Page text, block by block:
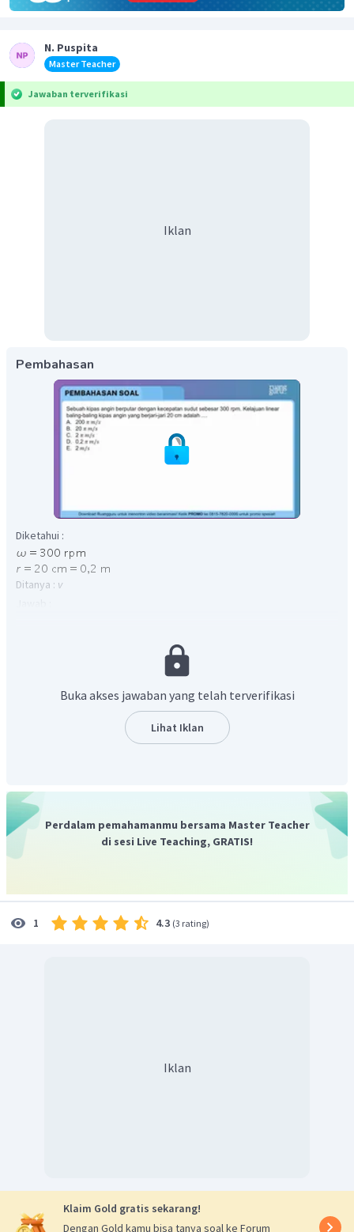
N. Puspita
Master Teacher
Jawaban terverifikasi
Iklan
Pembahasan
Diketahui :
Ditanya : v
Kecepatan linear baling-baling kipas adalah
Sehingga besar kecepatan linear baling-baling kipas adalah
Buka akses jawaban yang telah terverifikasi
Lihat Iklan
Perdalam pemahamanmu bersama Master Teacher
di sesi Live Teaching, GRATIS!
1 4.3 (3 rating)
Iklan
Klaim Gold gratis sekarang!
Dengan Gold kamu bisa tanya soal ke Forum